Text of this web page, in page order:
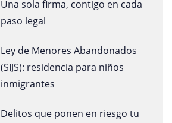
Una sola firma, contigo en cada
paso legal
Ley de Menores Abandonados
(SIJS): residencia para niños
inmigrantes
Delitos que ponen en riesgo tu